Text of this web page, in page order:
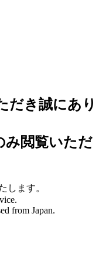
だき誠にあり
み閲覧いただ
します。
from Japan.